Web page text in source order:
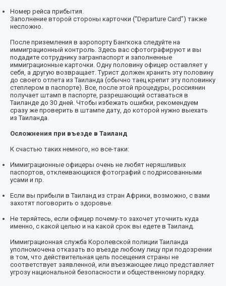
Номер рейса прибытия.
Заполнение второй стороны карточки (“Departure Card”) также
несложно.
После приземления в аэропорту Бангкока следуйте на
иммиграционный контроль. Здесь вас сфотографируют и вы
подадите сотруднику загранпаспорт и заполненные
иммиграционные карточки. Одну половину офицер оставляет у
себя, а другую возвращает. Турист должен хранить эту половину
до своего отлета из Таиланда (обычно таец крепит эту половинку
степлером в паспорте). Все, после этой процедуры, россиянин
получает штамп в паспорте, разрешающий оставаться в
Таиланде до 30 дней. Чтобы избежать ошибки, рекомендуем
сразу же проверить в штампе дату, до которой нужно выехать
из Таиланда.
Осложнения при въезде в Таиланд
К счастью таких немного, но все-таки:
Иммиграционные офицеры очень не любят неряшливых
паспортов, отклеивающихся фотографий с подрисованными
усами и пр.
Если вы прибыли в Таиланд из стран Африки, возможно, с вами
захотят поговорить о здоровье.
Не теряйтесь, если офицер почему-то захочет уточнить куда
именно, с какой целью и на какой срок вы едете в Таиланд.
Иммиграционная служба Королевской полиции Таиланда
уполномочена отказать во въезде любому лицу при подозрении
в том, что действительная цель посещения страны не
соответствует заявленной, или въезжающее лицо представляет
угрозу национальной безопасности и общественному порядку.